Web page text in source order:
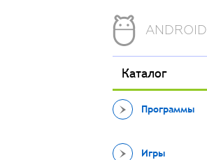
ANDROID
Каталог
Программы
Игры